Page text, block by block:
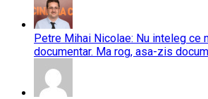
Petre Mihai Nicolae: Nu inteleg ce
documentar. Ma rog, asa-zis